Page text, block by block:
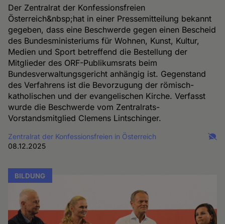
Der Zentralrat der Konfessionsfreien
Österreich&nbsp;hat in einer Pressemitteilung bekannt
gegeben, dass eine Beschwerde gegen einen Bescheid
des Bundesministeriums für Wohnen, Kunst, Kultur,
Medien und Sport betreffend die Bestellung der
Mitglieder des ORF-Publikumsrats beim
Bundesverwaltungsgericht anhängig ist. Gegenstand
des Verfahrens ist die Bevorzugung der römisch-
katholischen und der evangelischen Kirche. Verfasst
wurde die Beschwerde vom Zentralrats-
Vorstandsmitglied Clemens Lintschinger.
Zentralrat der Konfessionsfreien in Österreich
08.12.2025
BILDUNG